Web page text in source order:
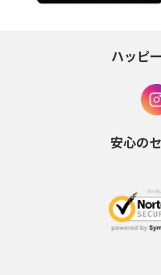
ハッピ
安心の